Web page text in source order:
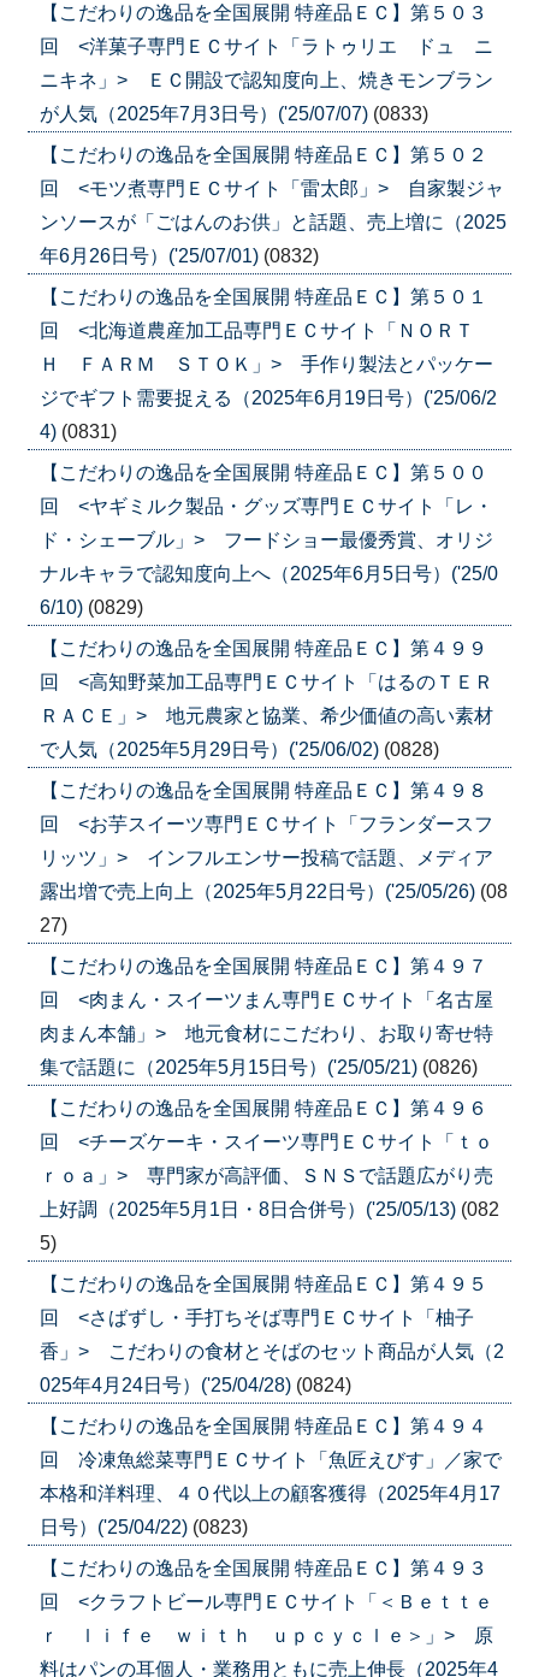
【こだわりの逸品を全国展開 特産品ＥＣ】第５０３
回 <洋菓子専門ＥＣサイト「ラトゥリエ ドュ ニ
ニキネ」> ＥＣ開設で認知度向上、焼きモンブラン
が人気（2025年7月3日号）('25/07/07) (0833)
【こだわりの逸品を全国展開 特産品ＥＣ】第５０２
回 <モツ煮専門ＥＣサイト「雷太郎」> 自家製ジャ
ンソースが「ごはんのお供」と話題、売上増に（2025
年6月26日号）('25/07/01) (0832)
【こだわりの逸品を全国展開 特産品ＥＣ】第５０１
回 <北海道農産加工品専門ＥＣサイト「ＮＯＲＴ
Ｈ ＦＡＲＭ ＳＴＯＫ」> 手作り製法とパッケー
ジでギフト需要捉える（2025年6月19日号）('25/06/2
4) (0831)
【こだわりの逸品を全国展開 特産品ＥＣ】第５００
回 <ヤギミルク製品・グッズ専門ＥＣサイト「レ・
ド・シェーブル」> フードショー最優秀賞、オリジ
ナルキャラで認知度向上へ（2025年6月5日号）('25/0
6/10) (0829)
【こだわりの逸品を全国展開 特産品ＥＣ】第４９９
回 <高知野菜加工品専門ＥＣサイト「はるのＴＥＲ
ＲＡＣＥ」> 地元農家と協業、希少価値の高い素材
で人気（2025年5月29日号）('25/06/02) (0828)
【こだわりの逸品を全国展開 特産品ＥＣ】第４９８
回 <お芋スイーツ専門ＥＣサイト「フランダースフ
リッツ」> インフルエンサー投稿で話題、メディア
露出増で売上向上（2025年5月22日号）('25/05/26) (08
27)
【こだわりの逸品を全国展開 特産品ＥＣ】第４９７
回 <肉まん・スイーツまん専門ＥＣサイト「名古屋
肉まん本舗」> 地元食材にこだわり、お取り寄せ特
集で話題に（2025年5月15日号）('25/05/21) (0826)
【こだわりの逸品を全国展開 特産品ＥＣ】第４９６
回 <チーズケーキ・スイーツ専門ＥＣサイト「ｔｏ
ｒｏａ」> 専門家が高評価、ＳＮＳで話題広がり売
上好調（2025年5月1日・8日合併号）('25/05/13) (082
5)
【こだわりの逸品を全国展開 特産品ＥＣ】第４９５
回 <さばずし・手打ちそば専門ＥＣサイト「柚子
香」> こだわりの食材とそばのセット商品が人気（2
025年4月24日号）('25/04/28) (0824)
【こだわりの逸品を全国展開 特産品ＥＣ】第４９４
回 冷凍魚総菜専門ＥＣサイト「魚匠えびす」／家で
本格和洋料理、４０代以上の顧客獲得（2025年4月17
日号）('25/04/22) (0823)
【こだわりの逸品を全国展開 特産品ＥＣ】第４９３
回 <クラフトビール専門ＥＣサイト「＜Ｂｅｔｔｅ
ｒ ｌｉｆｅ ｗｉｔｈ ｕｐｃｙｃｌｅ＞」> 原
料はパンの耳個人・業務用ともに売上伸長（2025年4